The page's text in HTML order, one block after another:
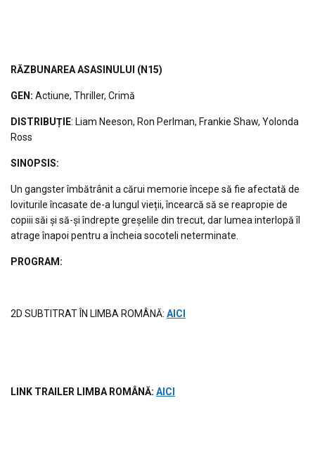
RĂZBUNAREA ASASINULUI (N15)
GEN: Actiune, Thriller, Crimă
DISTRIBUȚIE: Liam Neeson, Ron Perlman, Frankie Shaw, Yolonda
Ross
S INOPSIS:
Un gangster îmbătrânit a cărui memorie începe să fie afectată de
loviturile încasate de-a lungul vieții, încearcă să se reapropie de
copiii săi și să-și îndrepte greșelile din trecut, dar lumea interlopă îl
atrage înapoi pentru a încheia socoteli neterminate.
PROGRAM:
2D SUBTITRAT ÎN LIMBA ROMÂNĂ: AICI
LINK TRAILER LIMBA ROMÂNĂ: AICI